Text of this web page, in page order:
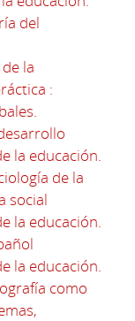
del
la
:
la educación.
de la
social
la educación.
la educación.
como